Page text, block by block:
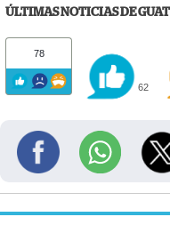
ÚLTIMAS NOTICIAS DE
78
62